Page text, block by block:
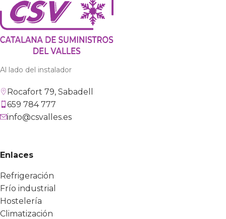
Al lado del instalador
Rocafort 79, Sabadell
659 784 777
info@csvalles.es
Enlaces
Refrigeración
Frío industrial
Hostelería
Climatización